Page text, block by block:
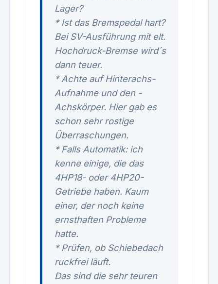
Lager?
* Ist das Bremspedal hart?
Bei SV-Ausführung mit elt.
Hochdruck-Bremse wird´s
dann teuer.
* Achte auf Hinterachs-
Aufnahme und den -
Achskörper. Hier gab es
schon sehr rostige
Überraschungen.
* Falls Automatik: ich
kenne einige, die das
4HP18- oder 4HP20-
Getriebe haben. Kaum
einer, der noch keine
ernsthaften Probleme
hatte.
* Prüfen, ob Schiebedach
ruckfrei läuft.
Das sind die sehr teuren